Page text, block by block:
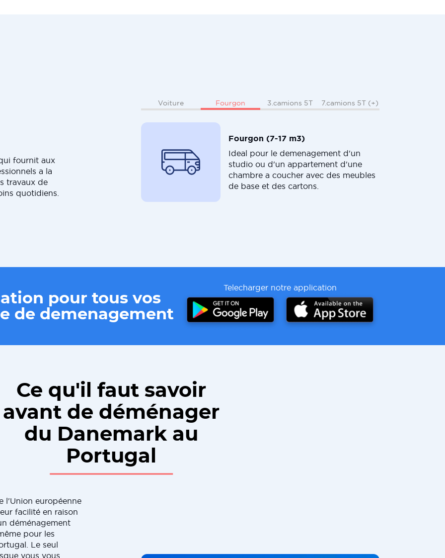
fournit aux
a la
travaux de
quotidiens.
Voiture Fourgon 3.camions 5T 7.camions 5T (+)
Fourgon (7-17 m3)
Ideal pour le demenagement d'un
studio ou d'un appartement d'une
chambre a coucher avec des meubles
de base et des cartons.
pour tous vos
de demenagement
Telecharger notre application
Ce qu'il faut savoir
avant de déménager
du Danemark au
Portugal
l'Union européenne
facilité en raison
déménagement
pour les
Le seul
vous vous